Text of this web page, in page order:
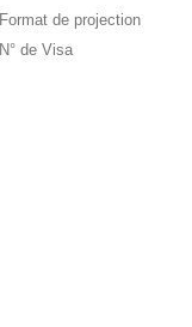
Format de projection
N° de Visa